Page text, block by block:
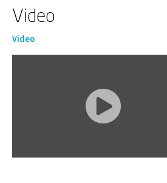
Video
Video